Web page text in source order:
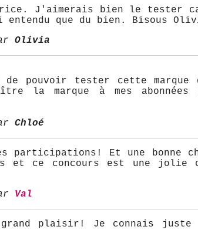
J'aimerais bien le tester
que du bien. Bisous
Olivia
pouvoir tester cette marque
la marque à mes abonnées
Chloé
participations! Et une bonne
et ce concours est une jolie
Val
plaisir! Je connais juste